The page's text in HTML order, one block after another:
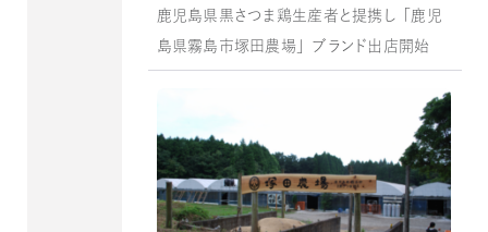
鹿児島県黒さつま鶏生産者と提携し「鹿児
島県霧島市塚田農場」ブランド出店開始